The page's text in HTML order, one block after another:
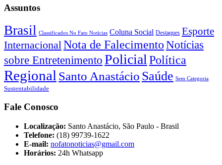
Assuntos
Brasil Classificados No Fato Notícias Coluna Social Destaques Esporte
Internacional Nota de FalecimentoNotícias
sobre EntretenimentoPolicial Política
Regional Santo Anastácio Saúde Sem Categoria
Sustentabilidade
Fale Conosco
Localização: Santo Anastácio, São Paulo - Brasil
Telefone: (18) 99739-1622
E-mail: nofatonoticias@gmail.com
Horários: 24h Whatsapp